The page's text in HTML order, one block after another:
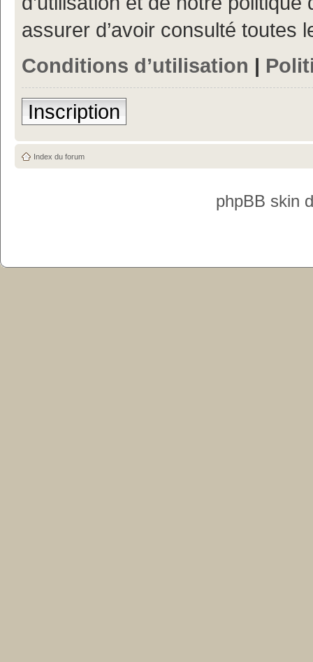
assurer d’avoir consulté toutes
Conditions d’utilisation |
Inscription
Index du forum
phpBB skin